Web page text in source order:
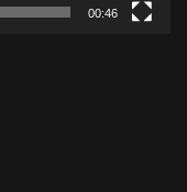
00:46